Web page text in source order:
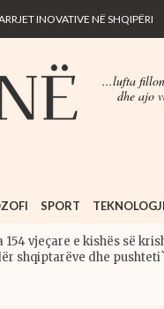
INOVATIVE NË SHQIPËRI
...lufta fillon
dhe ajo
SPORT TEKNOLOGJI
154 vjeçare e kishës së
shqiptarëve dhe